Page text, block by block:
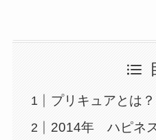
プリキュアとは？
2014年 ハピネ